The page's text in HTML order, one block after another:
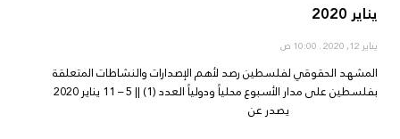
يناير 2020
يناير 12, 2020
المشهد الحقوقي لفلسطين رصد لأهم الإصدارات والنشاطات المتعلقة
بفلسطين على مدار الأسبوع محلياً ودولياً العدد (1) || 5 – 11 يناير 2020
يصدر عن